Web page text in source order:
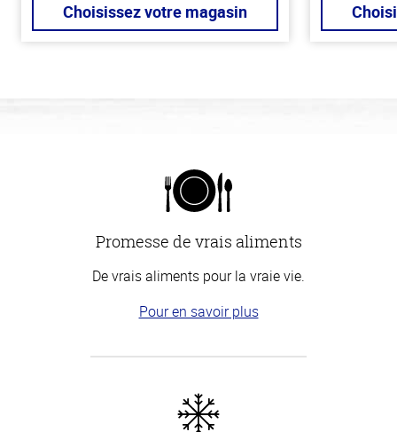
Choisissez votre magasin
Promesse de vrais aliments
De vrais aliments pour la vraie vie.
Pour en savoir plus